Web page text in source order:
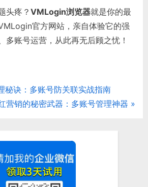
头疼？ VMLogin浏览器就是你的最
官方网站，亲自体验它的强
多账号运营，从此再无后顾之忧！
秘诀：多账号防关联实战指南
营销的秘密武器：多账号管理神器